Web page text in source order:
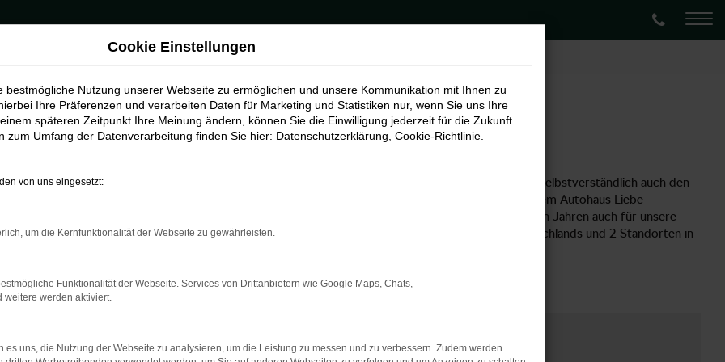
am Main
am Main
geschaffen für Frankfurt am Main und Umgebung. Als Vertragshändler für Škoda bieten wir Ihnen selbstverständlich auch den
auch gebraucht oder als Tageszulassung und Jahreswagen. Wenn Sie sich für ein Fahrzeug aus dem Autohaus Liebe
Beratung und eines umfangreichen Services. Als Anbieter für den Škoda Enyaq sind wir seit vielen Jahren auch für unsere
Unser Unternehmen existiert seit 1954 und ist mittlerweile an sechs Standorten im Herzen Deutschlands und 2 Standorten in
Network Error
Cookie Einstellungen
bestmögliche Nutzung unserer Webseite zu ermöglichen und unsere Kommunikation mit Ihnen zu
Ihre Präferenzen und verarbeiten Daten für Marketing und Statistiken nur, wenn Sie uns Ihre
späteren Zeitpunkt Ihre Meinung ändern, können Sie die Einwilligung jederzeit für die Zukunft
zum Umfang der Datenverarbeitung finden Sie hier: Datenschutzerklärung Cookie-Richtlinie
von uns eingesetzt:
um die Kernfunktionalität der Webseite zu gewährleisten.
Funktionalität der Webseite. Services von Drittanbietern wie Google Maps, Chats,
weitere werden aktiviert.
es uns, die Nutzung der Webseite zu analysieren, um die Leistung zu messen und zu verbessern. Zudem werden